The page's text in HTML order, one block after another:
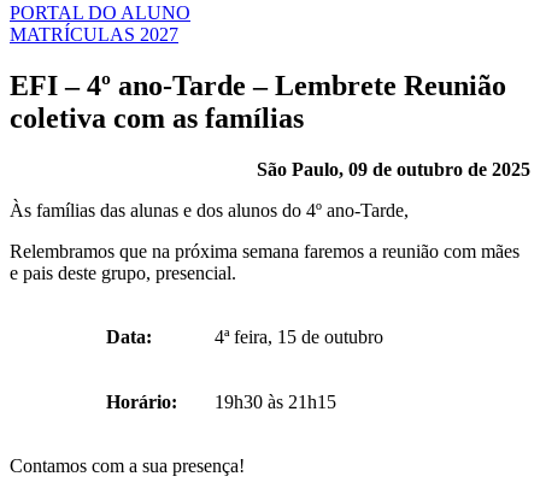
PORTAL DO ALUNO
MATRÍCULAS 2027
EFI – 4º ano-Tarde – Lembrete Reunião
coletiva com as famílias
São Paulo, 09 de outubro de 2025
Às famílias das alunas e dos alunos do 4º ano-Tarde,
Relembramos que na próxima semana faremos a reunião com mães
e pais deste grupo, presencial.
Data: 4ª feira, 15 de outubro
Horário: 19h30 às 21h15
Contamos com a sua presença!